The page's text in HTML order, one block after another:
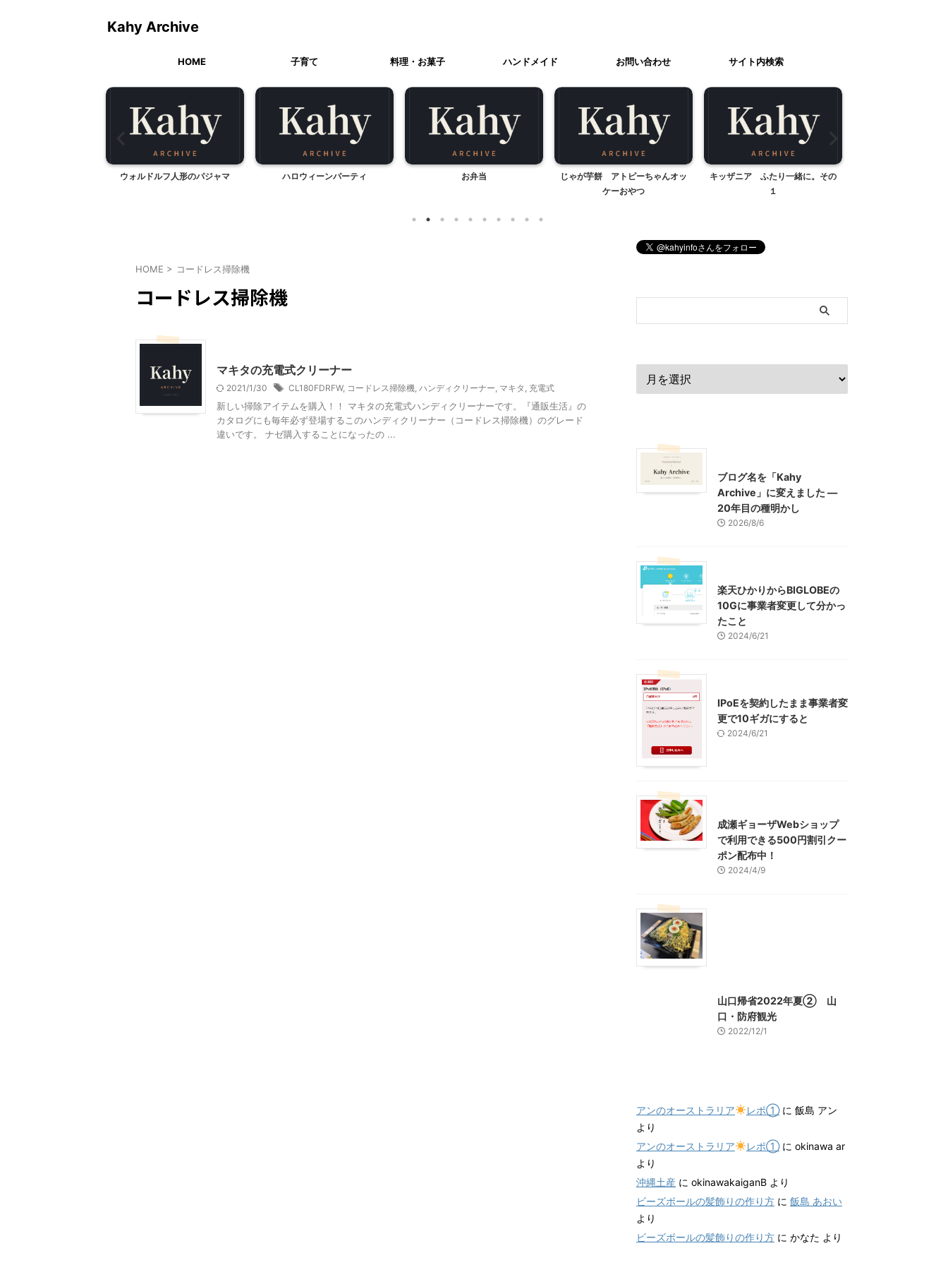
Kahy Archive
HOME 子育て 料理・お菓子 ハンドメイド お問い合わせ サイト内検索
ウォルドルフ人形のパジャマ ハロウィーンパーティ お弁当
じゃが芋餅 アトピーちゃんオッ
ケーおやつ
キッザニア ふたり一緒に。その
１
HOME > コードレス掃除機
コードレス掃除機
マキタの充電式クリーナー
2021/1/30 CL180FDRFW, コードレス掃除機 ハンディクリーナー マキタ 充電式
新しい掃除アイテムを購入！！ マキタの充電式ハンディクリーナーです。『通販生活』の
カタログにも毎年必ず登場するこのハンディクリーナー（コードレス掃除機）のグレード
違いです。 ナゼ購入することになったの ...
ブログ名を「Kahy
Archive」に変えました ―
20年目の種明かし
2026/8/6
楽天ひかりからBIGLOBEの
10Gに事業者変更して分かっ
たこと
2024/6/21
IPoEを契約したまま事業者変
更で10ギガにすると
2024/6/21
成瀬ギョーザWebショップ
で利用できる500円割引クー
ポン配布中！
2024/4/9
山口帰省2022年夏② 山
口・防府観光
2022/12/1
アンのオーストラリア レポ①に 飯島 アン
より
アンのオーストラリア
レポ①に okinawa ar
より
沖縄土産 に okinawakaiganB より
ビーズボールの髪飾りの作り方 に 飯島 あおい
より
ビーズボールの髪飾りの作り方 に かなた より